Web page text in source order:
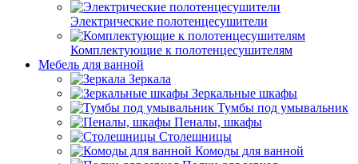
Электрические полотенцесушители
Комплектующие к полотенцесушителям
Мебель для ванной
Зеркала
Зеркальные шкафы
Тумбы под умывальник
Пеналы, шкафы
Столешницы
Комоды для ванной